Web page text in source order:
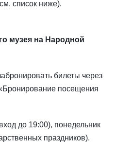
список ниже).
музея на Народной
билеты через
посещения
до 19:00), понедельник
праздников).